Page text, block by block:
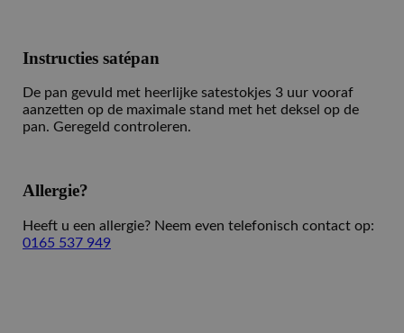
Instructies satépan
De pan gevuld met heerlijke satestokjes 3 uur vooraf
aanzetten op de maximale stand met het deksel op de
pan. Geregeld controleren.
Allergie?
Heeft u een allergie? Neem even telefonisch contact op:
0165 537 949